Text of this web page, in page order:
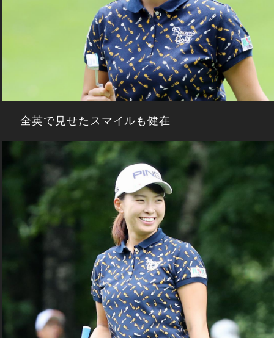
全英で見せたスマイルも健在